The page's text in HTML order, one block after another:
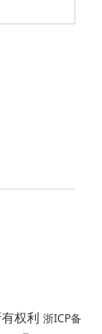
权利 浙ICP备